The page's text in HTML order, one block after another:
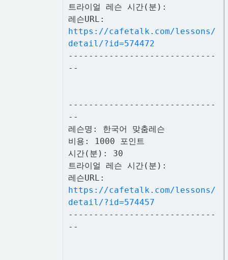
트라이얼 레슨 시간(분):
레슨URL:
https://cafetalk.com/lessons/
detail/?id=574472
-----------------------------
--
-----------------------------
--
레슨명: 한국어 맞춤레슨
비용: 1000 포인트
시간(분): 30
트라이얼 레슨 시간(분):
레슨URL:
https://cafetalk.com/lessons/
detail/?id=574457
-----------------------------
--